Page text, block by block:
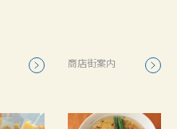
商店街案内